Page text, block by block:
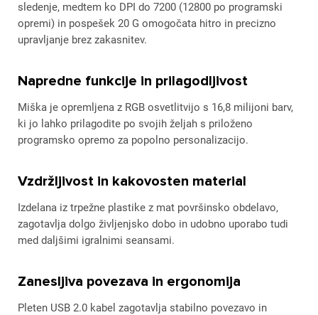
sledenje, medtem ko DPI do 7200 (12800 po programski
opremi) in pospešek 20 G omogočata hitro in precizno
upravljanje brez zakasnitev.
Napredne funkcije in prilagodljivost
Miška je opremljena z RGB osvetlitvijo s 16,8 milijoni barv,
ki jo lahko prilagodite po svojih željah s priloženo
programsko opremo za popolno personalizacijo.
Vzdržljivost in kakovosten material
Izdelana iz trpežne plastike z mat površinsko obdelavo,
zagotavlja dolgo življenjsko dobo in udobno uporabo tudi
med daljšimi igralnimi seansami.
Zanesljiva povezava in ergonomija
Pleten USB 2.0 kabel zagotavlja stabilno povezavo in